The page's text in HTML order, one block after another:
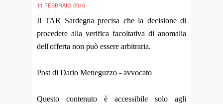
11 FEBBRAIO 2016
Il TAR Sardegna precisa che la decisione di
procedere alla verifica facoltativa di anomalia
dell'offerta non può essere arbitraria.
Post di Dario Meneguzzo - avvocato
Questo contenuto è accessibile solo agli